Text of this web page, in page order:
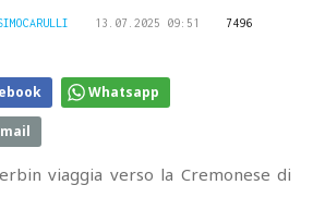
13.07.2025 09:51
7496
Whatsapp
viaggia verso la Cremonese di